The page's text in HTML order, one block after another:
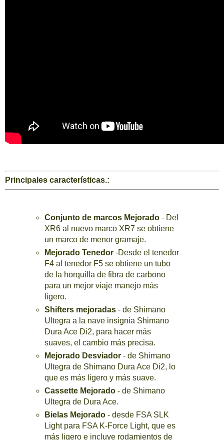
Principales características.:
Conjunto de marcos Mejorado - Del
XR6 al nuevo marco XR7 se obtiene
un marco de menor gramaje.
Mejorado Tenedor -Desde el tenedor
F4 al tenedor F5 se obtiene un tubo
de la horquilla de fibra de carbono
para un mejor viaje manejo más
ligero.
Shifters mejoradas - de Shimano
Ultegra a la nave insignia Shimano
Dura Ace Di2, para hacer más
suaves, el cambio más precisa.
Mejorado Desviador - de Shimano
Ultegra de Shimano Dura Ace Di2, lo
que es más ligero y más suave.
Cassette Mejorado - de Shimano
Ultegra de Dura Ace.
Bielas Mejorado - desde FSA SLK
Light para FSA K-Force Light, que es
más ligero e incluye rodamientos de